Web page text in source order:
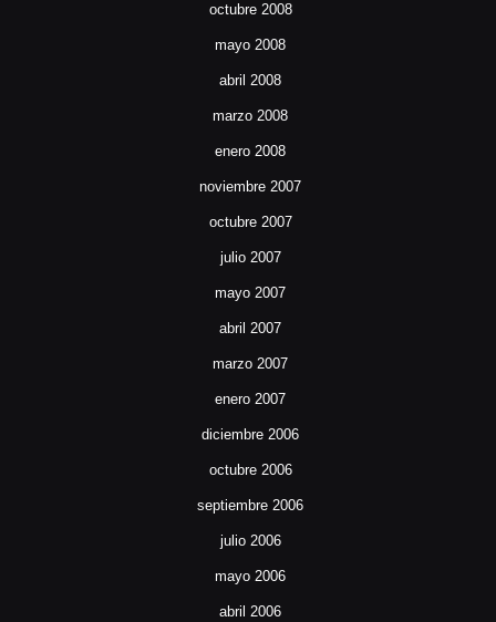
octubre 2008
mayo 2008
abril 2008
marzo 2008
enero 2008
noviembre 2007
octubre 2007
julio 2007
mayo 2007
abril 2007
marzo 2007
enero 2007
diciembre 2006
octubre 2006
septiembre 2006
julio 2006
mayo 2006
abril 2006